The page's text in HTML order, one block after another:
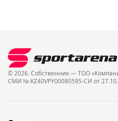
© 2026. Собственник — ТОО
СМИ № KZ40VPY00080595-СИ от